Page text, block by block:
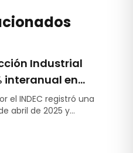
Industrial
interanual en
el INDEC registró una
abril de 2025 y
7,4% durante el
El litio y los